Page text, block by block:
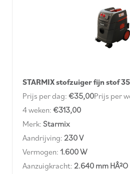
STARMIX stofzuiger fijn stof
Prijs per dag: €35,00Prijs per
4 weken: €313,00
Merk: Starmix
Aandrijving: 230 V
Vermogen: 1.600 W
Aanzuigkracht: 2.640 mm HÂ²O